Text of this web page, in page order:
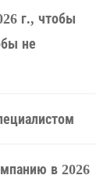
г., чтобы
не
в 2026